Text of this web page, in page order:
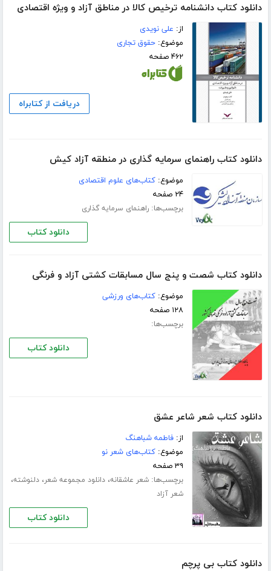
دانلود کتاب دانشنامه ترخیص کالا در مناطق آزاد و ویژه اقتصادی
از: علی نویدی
موضوع:حقوق تجاری
۴۶۲ صفحه
دریافت از کتابراه
دانلود کتاب راهنمای سرمایه گذاری در منطقه آزاد کیش
موضوع:کتاب‌های علوم اقتصادی
۲۴ صفحه
برچسب‌ها:راهنمای سرمایه گذاری
دانلود کتاب
دانلود کتاب شصت و پنج سال مسابقات کشتی آزاد و فرنگی
موضوع:کتاب‌های ورزشی
۱۲۸ صفحه
برچسب‌ها:
دانلود کتاب
دانلود کتاب شعر شاعر عشق
از:فاطمه شباهنگ
موضوع:کتاب‌های شعر نو
۳۹ صفحه
برچسب‌ها:شعر عاشقانه،دانلود مجموعه شعر،دلنوشته،
شعر آزاد
دانلود کتاب
دانلود کتاب بی پرچم